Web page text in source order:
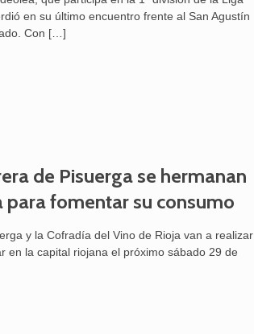
en su último encuentro frente al San Agustín
Con […]
de Pisuerga se hermanan
para fomentar su consumo
y la Cofradía del Vino de Rioja van a realizar
en la capital riojana el próximo sábado 29 de